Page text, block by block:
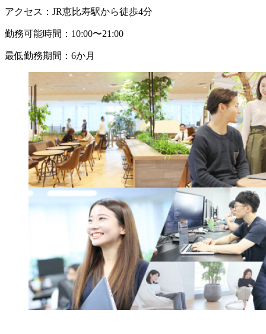
アクセス： JR恵比寿駅から徒歩4分
勤務可能時間： 10:00〜21:00
最低勤務期間： 6か月